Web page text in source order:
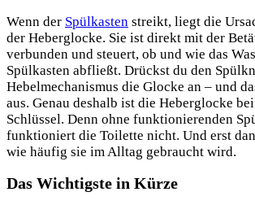
Wenn der Spülkasten streikt, liegt die
der Heberglocke. Sie ist direkt mit der
verbunden und steuert, ob und wie das
Spülkasten abfließt. Drückst du den
Hebelmechanismus die Glocke an – und
aus. Genau deshalb ist die Heberglocke
Schlüssel. Denn ohne funktionierenden
funktioniert die Toilette nicht. Und erst
wie häufig sie im Alltag gebraucht wird.
Das Wichtigste in Kürze